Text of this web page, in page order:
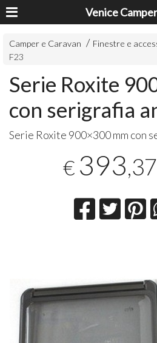
Venice
Camper e Caravan Finestre e
F23
Serie Roxite
con serigrafia
Serie Roxite 900×300 mm con
€ 393,37